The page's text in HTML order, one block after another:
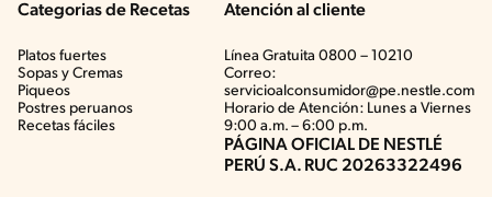
Categorias de Recetas
Platos fuertes
Sopas y Cremas
Piqueos
Postres peruanos
Recetas fáciles
Atención al cliente
Línea Gratuita 0800 – 10210
Correo:
servicioalconsumidor@pe.nestle.com
Horario de Atención: Lunes a Viernes
9:00 a.m. – 6:00 p.m.
PÁGINA OFICIAL DE NESTLÉ
PERÚ S.A. RUC 20263322496